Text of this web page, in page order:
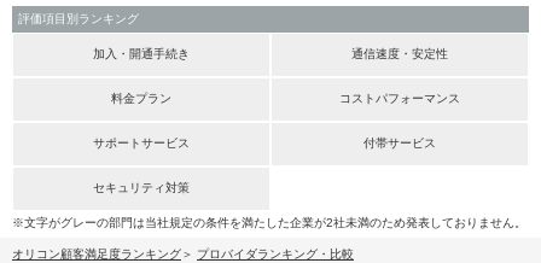
評価項目別ランキング
加入・開通手続き 通信速度・安定性
料金プラン コストパフォーマンス
サポートサービス 付帯サービス
セキュリティ対策
※文字がグレーの部門は当社規定の条件を満たした企業が2社未満のため発表しておりません。
オリコン顧客満足度ランキング
プロバイダランキング・比較